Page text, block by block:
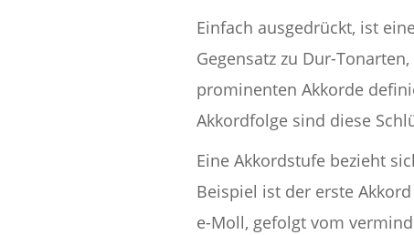
Einfach ausgedrückt, ist
Gegensatz zu Dur-
prominenten Akkorde
Akkordfolge sind diese
Eine Akkordstufe bezieht
Beispiel ist der erste
e-Moll, gefolgt vom